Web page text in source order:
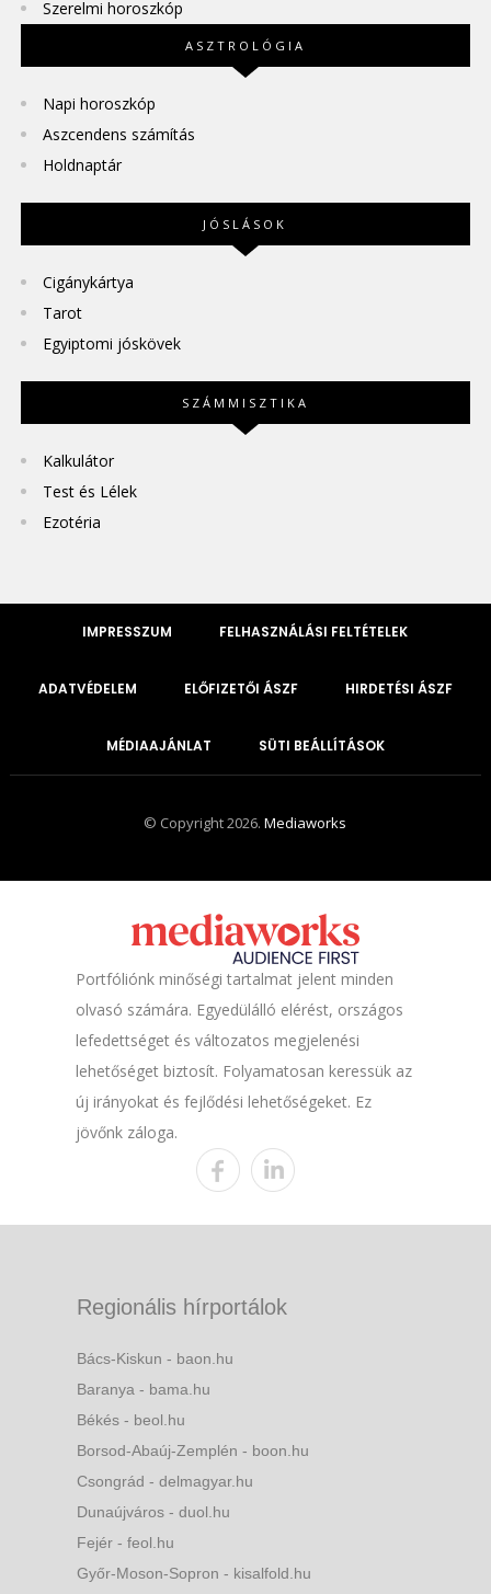
Szerelmi horoszkóp
ASZTROLÓGIA
Napi horoszkóp
Aszcendens számítás
Holdnaptár
JÓSLÁSOK
Cigánykártya
Tarot
Egyiptomi jóskövek
SZÁMMISZTIKA
Kalkulátor
Test és Lélek
Ezotéria
IMPRESSZUM FELHASZNÁLÁSI FELTÉTELEK
ADATVÉDELEM ELŐFIZETŐI ÁSZF HIRDETÉSI ÁSZF
MÉDIAAJÁNLAT SÜTI BEÁLLÍTÁSOK
© Copyright 2026.Mediaworks
Portfóliónk minőségi tartalmat jelent minden
olvasó számára. Egyedülálló elérést, országos
lefedettséget és változatos megjelenési
lehetőséget biztosít. Folyamatosan keressük az
új irányokat és fejlődési lehetőségeket. Ez
jövőnk záloga.
Regionális hírportálok
Bács-Kiskun - baon.hu
Baranya - bama.hu
Békés - beol.hu
Borsod-Abaúj-Zemplén - boon.hu
Csongrád - delmagyar.hu
Dunaújváros - duol.hu
Fejér - feol.hu
Győr-Moson-Sopron - kisalfold.hu